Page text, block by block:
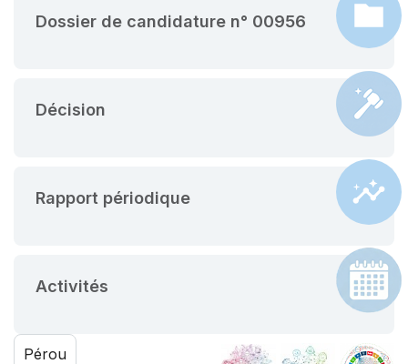
Dossier de candidature n° 00956
Décision
Rapport périodique
Activités
Pérou